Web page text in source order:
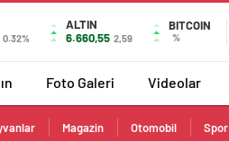
0.32%
ALTIN
6.660,55 2,59
BITCOIN
%
Foto Galeri Videolar
Magazin Otomobil Spor